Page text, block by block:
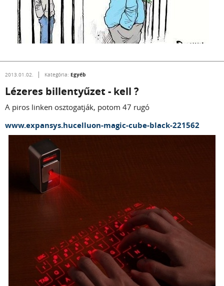
2013.01.02. Kategória: Egyéb
Lézeres billentyűzet - kell ?
A piros linken osztogatják, potom 47 rugó
www.expansys.hucelluon-magic-cube-black-221562